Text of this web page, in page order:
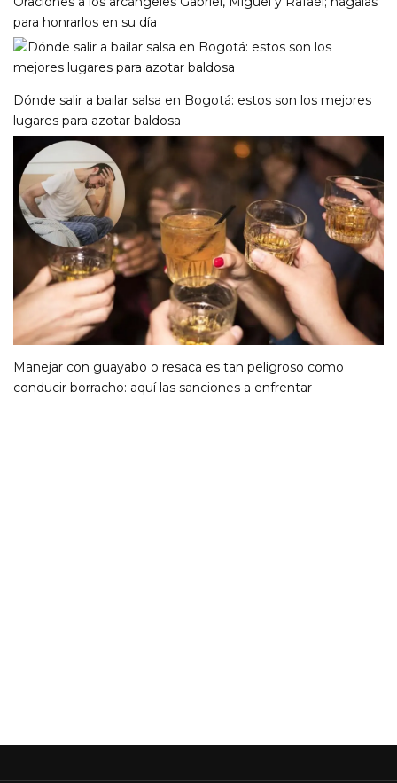
para honrarlos en su día
Dónde salir a bailar salsa en Bogotá: estos son los mejores
lugares para azotar baldosa
Manejar con guayabo o resaca es tan peligroso como
conducir borracho: aquí las sanciones a enfrentar